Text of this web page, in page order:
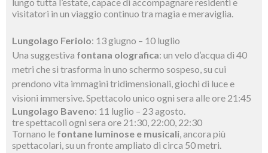
visitatori in un viaggio continuo tra magia e meraviglia.
Lungolago Feriolo: 13 giugno – 10 luglio
Una suggestiva fontana olografica: un velo d’acqua di 40
metri che si trasforma in uno schermo sospeso, su cui
prendono vita immagini tridimensionali, giochi di luce e
visioni immersive. Spettacolo unico ogni sera alle ore 21:45
Lungolago Baveno: 11 luglio – 23 agosto.
tre spettacoli ogni sera ore 21:30, 22:00, 22:30
Tornano le fontane luminose e musicali, ancora più
spettacolari, su un fronte ampliato di circa 50 metri.